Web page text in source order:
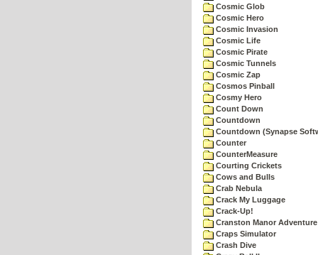
Cosmic Glob
Cosmic Hero
Cosmic Invasion
Cosmic Life
Cosmic Pirate
Cosmic Tunnels
Cosmic Zap
Cosmos Pinball
Cosmy Hero
Count Down
Countdown
Countdown (Synapse
Counter
CounterMeasure
Courting Crickets
Cows and Bulls
Crab Nebula
Crack My Luggage
Crack-Up!
Cranston Manor Adventure
Craps Simulator
Crash Dive